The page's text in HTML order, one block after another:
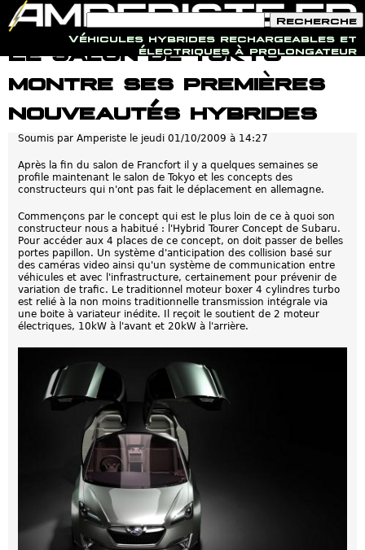
Jump to navigation
Véhicules hybrides rechargeables et
électriques à prolongateur
o
r
m
l
a
r
d
r
e
c
e
r
c
h
e
e
c
h
r
c
e
Le salon de tokyo
montre ses premières
nouveautés hybrides
Soumis par Amperiste le jeudi 01/10/2009 à 14:27
Après la fin du salon de Francfort il y a quelques semaines se
profile maintenant le salon de Tokyo et les concepts des
constructeurs qui n'ont pas fait le déplacement en allemagne.
Commençons par le concept qui est le plus loin de ce à quoi son
constructeur nous a habitué : l'Hybrid Tourer Concept de Subaru.
Pour accéder aux 4 places de ce concept, on doit passer de belles
portes papillon. Un système d'anticipation des collision basé sur
des caméras video ainsi qu'un système de communication entre
véhicules et avec l'infrastructure, certainement pour prévenir de
variation de trafic. Le traditionnel moteur boxer 4 cylindres turbo
est relié à la non moins traditionnelle transmission intégrale via
une boite à variateur inédite. Il reçoit le soutient de 2 moteur
électriques, 10kW à l'avant et 20kW à l'arrière.